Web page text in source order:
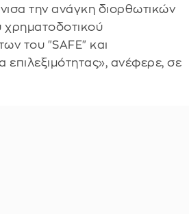
την ανάγκη διορθωτικών
του "SAFE" και
επιλεξιμότητας», ανέφερε, σε